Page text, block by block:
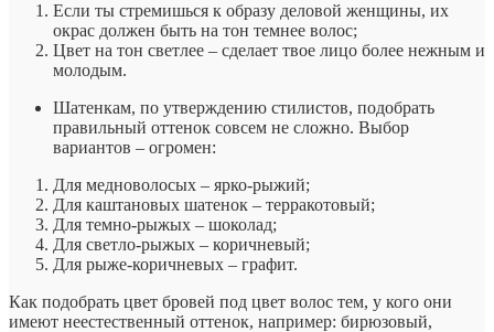
Если ты стремишься к образу деловой женщины, их
окрас должен быть на тон темнее волос;
Цвет на тон светлее – сделает твое лицо более нежным и
молодым.
Шатенкам, по утверждению стилистов, подобрать
правильный оттенок совсем не сложно. Выбор
вариантов – огромен:
Для медноволосых – ярко-рыжий;
Для каштановых шатенок – терракотовый;
Для темно-рыжых – шоколад;
Для светло-рыжых – коричневый;
Для рыже-коричневых – графит.
Как подобрать цвет бровей под цвет волос тем, у кого они
имеют неестественный оттенок, например: бирюзовый,